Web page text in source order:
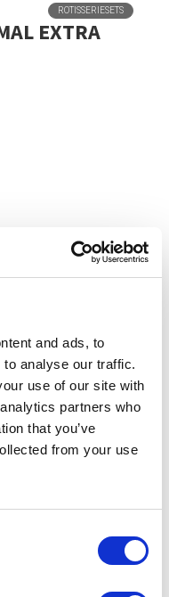
and ads, to
analyse our traffic.
use of our site with
partners who
that you’ve
from your use
ROTISSERIESETS
EXTRA
VOOR KAMADO
VLEES.
CONSTANTE
AANSLUIT OP DE
EN